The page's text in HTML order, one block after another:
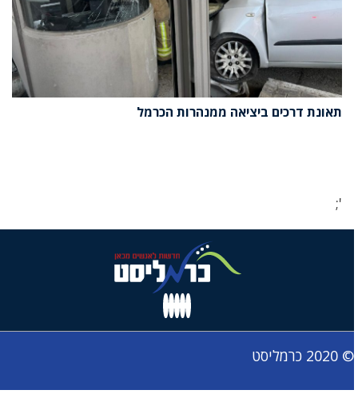
תאונת דרכים ביציאה ממנהרות הכרמל
';
© 2020 כרמליסט